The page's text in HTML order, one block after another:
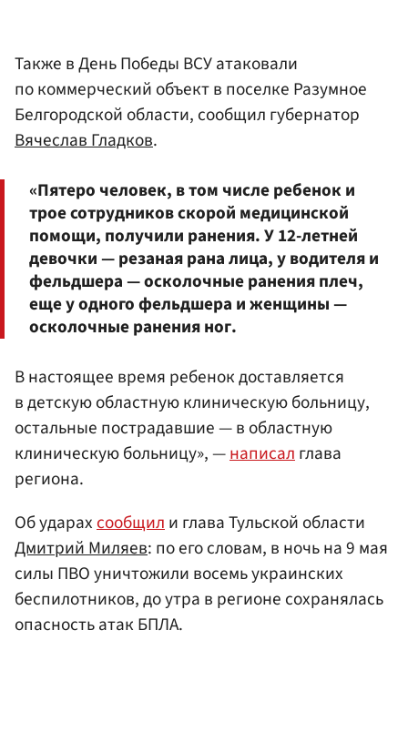
Также в День Победы ВСУ атаковали
по коммерческий объект в поселке Разумное
Белгородской области, сообщил губернатор
Вячеслав Гладков.
«Пятеро человек, в том числе ребенок и
трое сотрудников скорой медицинской
помощи, получили ранения. У 12-летней
девочки — резаная рана лица, у водителя и
фельдшера — осколочные ранения плеч,
еще у одного фельдшера и женщины —
осколочные ранения ног.
В настоящее время ребенок доставляется
в детскую областную клиническую больницу,
остальные пострадавшие — в областную
клиническую больницу», —написалглава
региона.
Об ударахсообщили глава Тульской области
Дмитрий Миляев: по его словам, в ночь на 9 мая
силы ПВО уничтожили восемь украинских
беспилотников, до утра в регионе сохранялась
опасность атак БПЛА.